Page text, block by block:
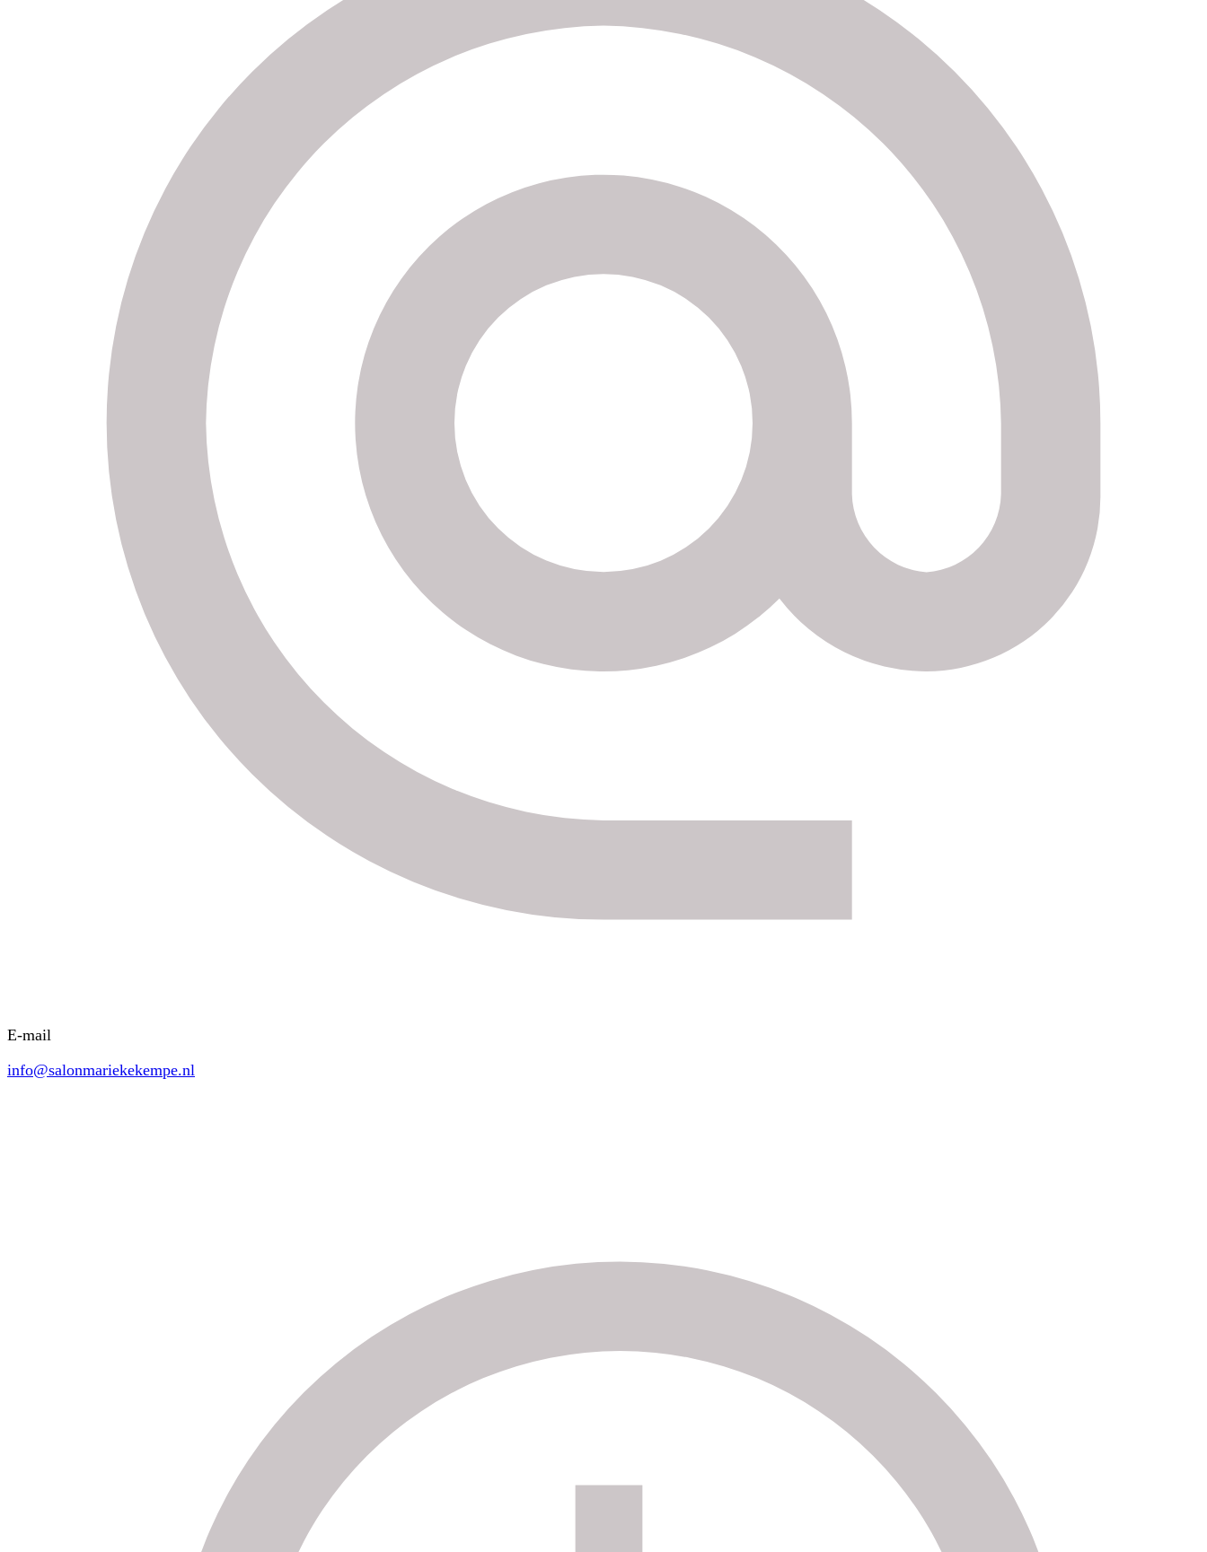
E-mail
info@salonmariekekempe.nl